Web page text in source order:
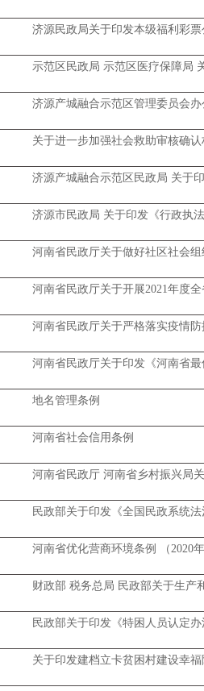
济源民政局关于印发本级福利彩
示范区民政局 示范区医疗保障局
济源产城融合示范区管理委员会
关于进一步加强社会救助审核确
济源产城融合示范区民政局 关于
济源市民政局 关于印发《行政执
河南省民政厅关于做好社区社会
河南省民政厅关于开展2021年度
河南省民政厅关于严格落实疫情
河南省民政厅关于印发《河南省
地名管理条例
河南省社会信用条例
河南省民政厅 河南省乡村振兴局
民政部关于印发《全国民政系统
河南省优化营商环境条例 （2020
财政部 税务总局 民政部关于生产
民政部关于印发《特困人员认定
关于印发建档立卡贫困村建设幸